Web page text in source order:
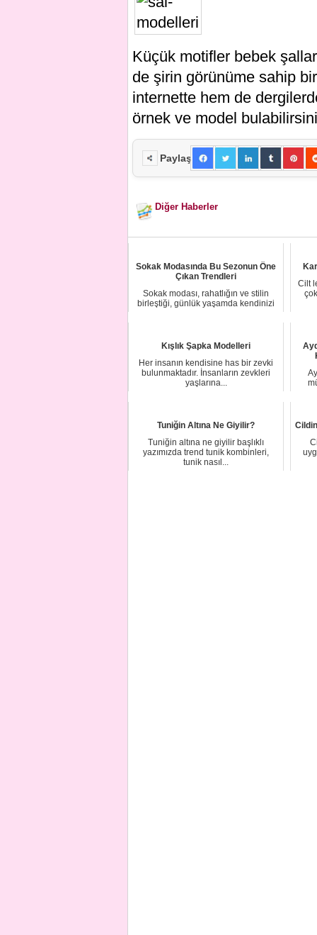
Küçük motifler bebek
de şirin görünüme sahip
internette hem de
örnek ve model
Paylaş
Diğer Haberler
Sokak Modasında Bu Sezonun Öne
Çıkan Trendleri
Sokak modası, rahatlığın ve stilin
birleştiği, günlük yaşamda kendinizi
Cilt
Kışlık Şapka Modelleri
Her insanın kendisine has bir zevki
bulunmaktadır. İnsanların zevkleri
yaşlarına...
Tuniğin Altına Ne Giyilir?
Tuniğin altına ne giyilir başlıklı
yazımızda trend tunik kombinleri,
tunik nasıl...